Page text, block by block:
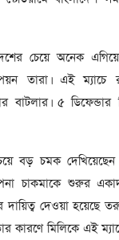
চেয়ে অনেক
তারা। এই
বাটলার। ৫
বড় চমক
চাকমাকে শুরুর
দেওয়া হয়েছে
কারণে মিলিকে এই